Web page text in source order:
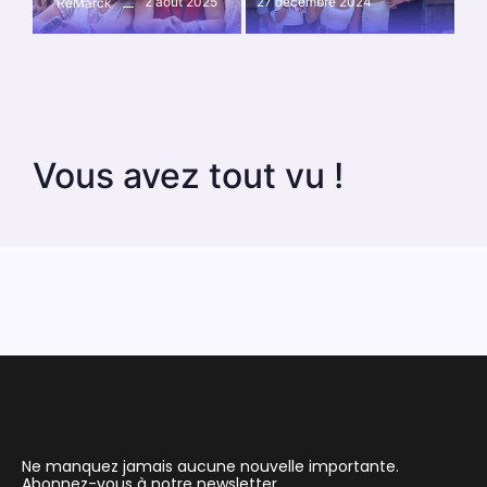
Vous avez tout vu !
Ne manquez jamais aucune nouvelle importante.